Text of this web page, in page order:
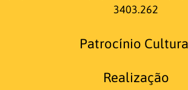
3403.262
Patrocínio
Realização